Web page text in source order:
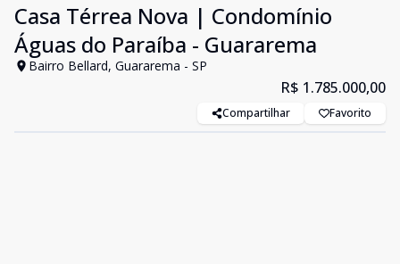
Casa Térrea Nova | Condomínio
Águas do Paraíba - Guararema
Bairro Bellard, Guararema - SP
R$ 1.785.000,00
Compartilhar Favorito